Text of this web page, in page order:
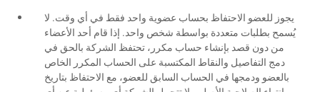
يجوز للعضو الاحتفاظ بحساب عضوية واحد فقط في أي وقت. لا
يُسمح بطلبات متعددة بواسطة شخص واحد. إذا قام أحد الأعضاء
من دون قصد بإنشاء حساب مكرر، تحتفظ الشركة بالحق في
دمج التفاصيل والنقاط المكتسبة على الحساب المكرر الخاص
بالعضو ودمجها في الحساب السابق للعضو، مع الاحتفاظ بتاريخ